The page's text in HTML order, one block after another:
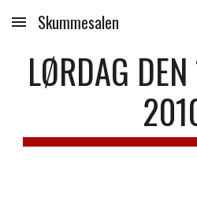
Skip to main content
Skummesalen
LØRDAG